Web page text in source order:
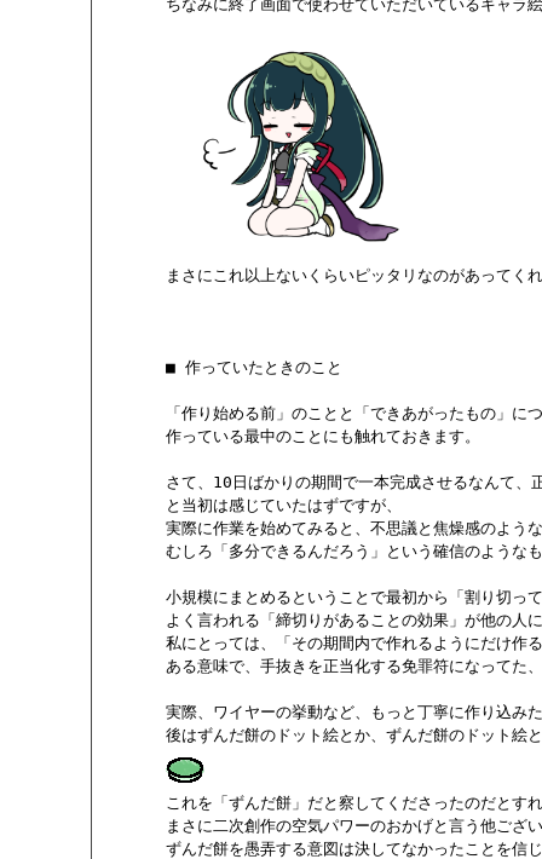
ちなみに終了画面で使わせていただいているキャラ
まさにこれ以上ないくらいピッタリなのがあってく
       ■ 作っていたときのこと
「作り始める前」のことと「できあがったもの」に
       作っている最中のことにも触れておきます。
さて、10日ばかりの期間で一本完成させるなんて、
       と当初は感じていたはずですが、
実際に作業を始めてみると、不思議と焦燥感のよう
むしろ「多分できるんだろう」という確信のような
小規模にまとめるということで最初から「割り切っ
よく言われる「締切りがあることの効果」が他の人
私にとっては、「その期間内で作れるようにだけ作
ある意味で、手抜きを正当化する免罪符になってた
実際、ワイヤーの挙動など、もっと丁寧に作り込み
後はずんだ餅のドット絵とか、ずんだ餅のドット絵
これを「ずんだ餅」だと察してくださったのだとす
まさに二次創作の空気パワーのおかげと言う他ござ
ずんだ餅を愚弄する意図は決してなかったことを信